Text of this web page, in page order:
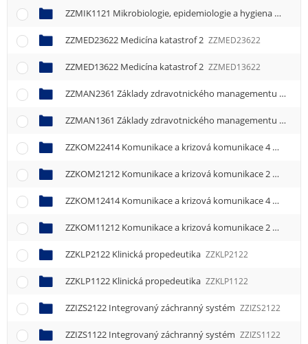
ZZMIK1121 Mikrobiologie, epidemiologie a hygiena
ZZMED23622 Medicína katastrof 2 ZZMED23622
ZZMED13622 Medicína katastrof 2 ZZMED13622
ZZMAN2361 Základy zdravotnického managementu
ZZMAN1361 Základy zdravotnického managementu
ZZKOM22414 Komunikace a krizová komunikace 4
ZZKOM21212 Komunikace a krizová komunikace 2
ZZKOM12414 Komunikace a krizová komunikace 4
ZZKOM11212 Komunikace a krizová komunikace 2
ZZKLP2122 Klinická propedeutika ZZKLP2122
ZZKLP1122 Klinická propedeutika ZZKLP1122
ZZIZS2122 Integrovaný záchranný systém ZZIZS2122
ZZIZS1122 Integrovaný záchranný systém ZZIZS1122